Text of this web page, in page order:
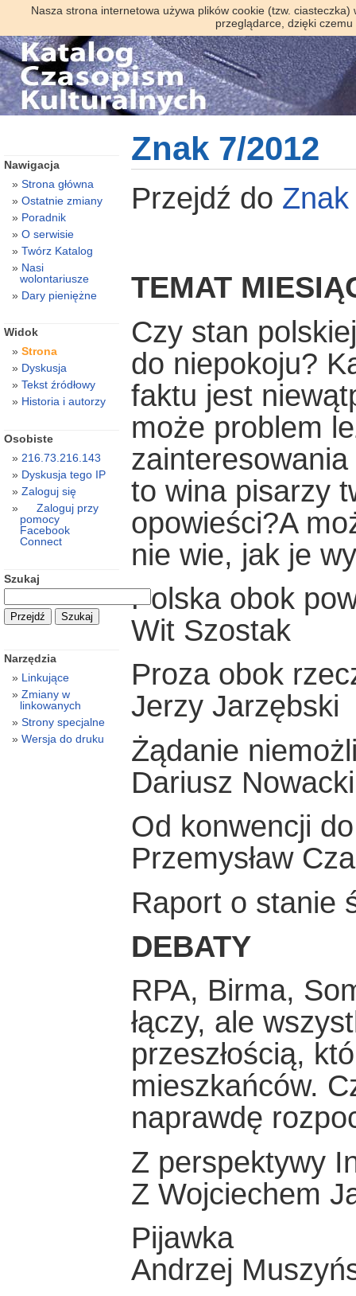
Nasza strona internetowa używa plików cookie (tzw.
przeglądarce, dzięki
Znak 7/2012
Przejdź do Znak
TEMAT
Czy stan
do niepokoju?
faktu jest
może problem
to wina pisarzy
opowieści?A
nie wie, jak je
Polska obok
Wit Szostak
Proza obok
Jerzy Jarzębski
Żądanie
Dariusz Nowacki
Od konwencji
Przemysław
Raport o stanie
DEBATY
RPA, Birma,
łączy, ale
przeszłością,
mieszkańców.
naprawdę
Z perspektywy
Z Wojciechem
Pijawka
Andrzej
Nawigacja
Strona główna
Ostatnie zmiany
Poradnik
O serwisie
Twórz Katalog
Nasi
wolontariusze
Dary pieniężne
Widok
Strona
Dyskusja
Tekst źródłowy
Historia i autorzy
Osobiste
216.73.216.143
Dyskusja tego IP
Zaloguj się
Zaloguj przy
pomocy
Facebook
Connect
Szukaj
Narzędzia
Linkujące
Zmiany w
linkowanych
Strony specjalne
Wersja do druku